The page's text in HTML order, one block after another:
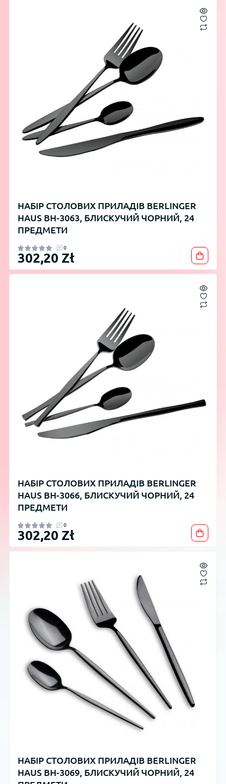
НАБІР СТОЛОВИХ ПРИЛАДІВ BERLINGER
HAUS BH-3063, БЛИСКУЧИЙ ЧОРНИЙ, 24
ПРЕДМЕТИ
0
302,20 Zł
НАБІР СТОЛОВИХ ПРИЛАДІВ BERLINGER
HAUS BH-3066, БЛИСКУЧИЙ ЧОРНИЙ, 24
ПРЕДМЕТИ
0
302,20 Zł
НАБІР СТОЛОВИХ ПРИЛАДІВ BERLINGER
HAUS BH-3069, БЛИСКУЧИЙ ЧОРНИЙ, 24